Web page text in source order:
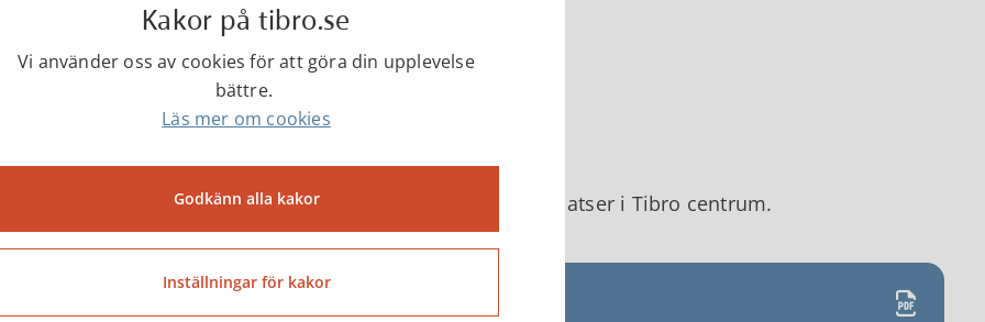
2 platser på Stora torget
4 platser på Allétorget
2 platser på kvarteret Åkaren nära busstation
1 plats på kvarteret Åkaren östra delen
hittar du en länk till en karta över alla parkeringsplatser i Tibro centrum.
Kakor på tibro.se
Vi använder oss av cookies för att göra din upplevelse
bättre.
Läs mer om cookies
Godkänn alla kakor
Inställningar för kakor